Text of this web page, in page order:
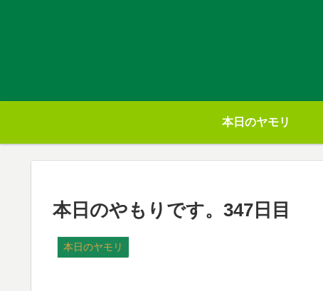
本日のヤモリ
本日のやもりです。347日目
本日のヤモリ